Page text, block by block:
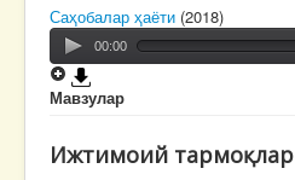
Саҳобалар ҳаёти (2018)
00:00
Мавзулар
Ижтимоий тармоқлар